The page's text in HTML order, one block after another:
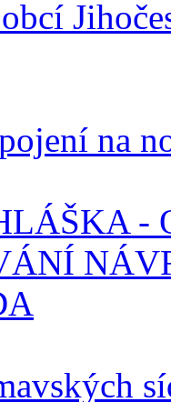
na
-